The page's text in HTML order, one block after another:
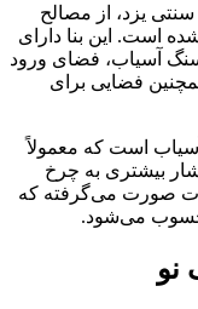
یزد، از مصالح
است. این بنا دارای
آسیاب، فضای ورود
فضایی برای
است که معمولاً
بیشتری به چرخ
صورت می‌گرفته که
می‌شود.
نو